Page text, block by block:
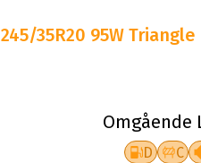
245/35R20 95W
Omgående
D C